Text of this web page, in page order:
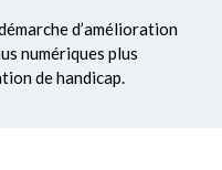
d’amélioration
numériques plus
de handicap.